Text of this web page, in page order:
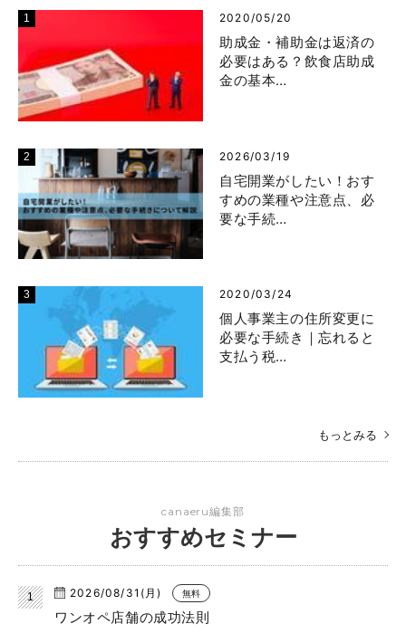
2020/05/20
助成金・補助金は返済の
必要はある？飲食店助成
金の基本…
2026/03/19
自宅開業がしたい！おす
すめの業種や注意点、必
要な手続…
2020/03/24
個人事業主の住所変更に
必要な手続き｜忘れると
支払う税…
もっとみる
canaeru編集部
おすすめセミナー
2026/08/31(月) 無料
ワンオペ店舗の成功法則